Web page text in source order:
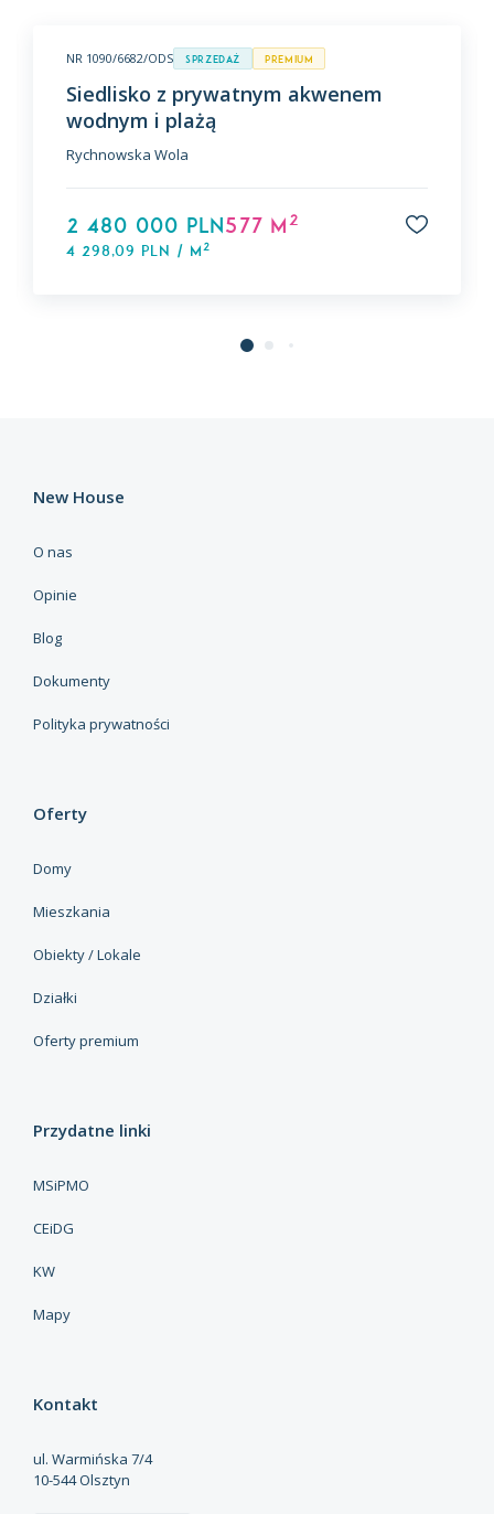
NR 1090/6682/ODS Sprzedaż premium
Siedlisko z prywatnym akwenem
wodnym i plażą
Rychnowska Wola
2 480 000 PLN
4 298,09 PLN / m2
577 m 2
New House
O nas
Opinie
Blog
Dokumenty
Polityka prywatności
Oferty
Domy
Mieszkania
Obiekty / Lokale
Działki
Oferty premium
Przydatne linki
MSiPMO
CEiDG
KW
Mapy
Kontakt
ul. Warmińska 7/4
10-544 Olsztyn